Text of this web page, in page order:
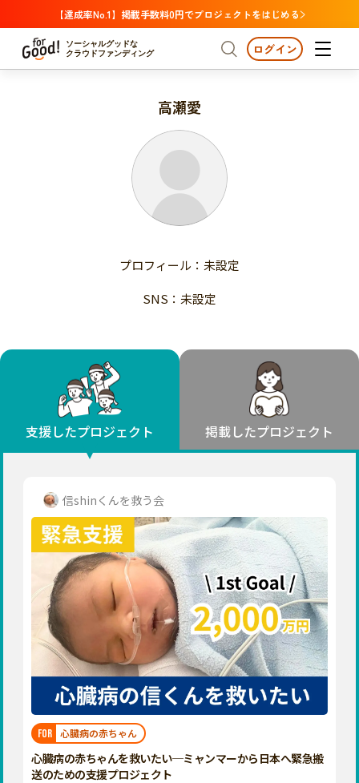
【達成率No.1】掲載手数料0円でプロジェクトをはじめる
ソーシャルグッドな
クラウドファンディング
プロジェクトからさがす 注目
支援金額が多い
支援人数が多い
終了日が近い
国際協力
子ども・教育
フード・農業
文化
環境・エシカル
人権・マイノリティ
社会貢献
地域からさがす 北海道・東北
北海道
秋田
山形
福島
関東
茨城
栃木
千葉
支援金額が多い
終了日が近い
カテゴリーからさがす
医療・福祉
子ども・教育
人権・マイノリティ
北海道 青森 岩手 宮城
秋田
福島
茨城 栃木 群馬
千葉
東京
神奈川
新潟 富山 石川
長野
岐阜 静岡 愛知
滋賀 京都 大阪
兵庫
奈良
和歌山
鳥取 岡山 広島 山口
徳島 香川 愛媛 高知
九州・沖縄
福岡 佐賀 長崎
宮崎
鹿児島 沖縄
ログイン
高瀬愛
プロフィール：未設定
SNS：未設定
支援したプロジェクト 掲載したプロジェクト
信shinくんを救う会
FOR 心臓病の赤ちゃん
心臓病の赤ちゃんを救いたい─ミャンマーから日本へ緊急搬
送のための支援プロジェクト